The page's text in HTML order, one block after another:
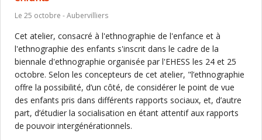
Le 25 octobre - Aubervilliers
Cet atelier, consacré à l'ethnographie de l'enfance et à
l'ethnographie des enfants s'inscrit dans le cadre de la
biennale d'ethnographie organisée par l'EHESS les 24 et 25
octobre. Selon les concepteurs de cet atelier, "l’ethnographie
offre la possibilité, d’un côté, de considérer le point de vue
des enfants pris dans différents rapports sociaux, et, d’autre
part, d’étudier la socialisation en étant attentif aux rapports
de pouvoir intergénérationnels.